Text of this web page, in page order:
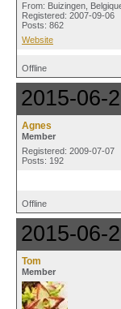
From: Buizingen,
Registered: 2007-09-06
Posts: 862
Website
Offline
2015-06-
Agnes
Member
Registered: 2009-07-07
Posts: 192
Offline
2015-06-
Tom
Member